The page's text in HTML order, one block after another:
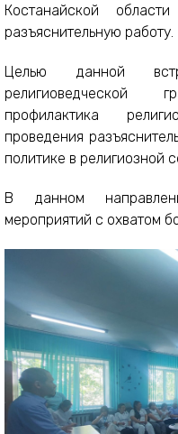
Костанайской
разъяснительную работу.
Целью данной
религиоведческой
профилактика
проведения
политике в религиозной
В данном
мероприятий с охватом